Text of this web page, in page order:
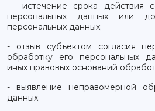
- истечение срока действия
персональных данных или
персональных данных;
- отзыв субъектом согласия
обработку его персональных
иных правовых оснований
- выявление неправомерной
данных;